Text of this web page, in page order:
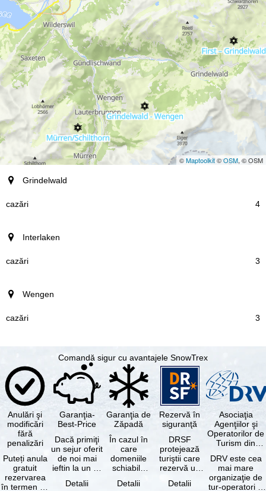
©Maptoolkit©OSM, © OSM
staţiune
cazări
Grindelwald
4
Interlaken
3
Wengen
3
Comandă sigur cu avantajele SnowTrex
Anulări şi
modificări
fără
penalizări
Puteți anula
gratuit
rezervarea
în termen de
Garanţia-
Best-Price
Dacă primiţi
un sejur oferit
de noi mai
ieftin la un alt
cu aceleaşi …
Detalii
Garanţia de
Zăpadă
În cazul în
care
domeniile
schiabile
skipass-ul
Detalii
Rezervă în
siguranţă
DRSF
protejează
turiştii care
rezervă un
sau servicii
Detalii
Asociaţia
Agenţiilor şi
Operatorilor de
Turism din
DRV este cea
mai mare
organizaţie de
tur-operatori şi